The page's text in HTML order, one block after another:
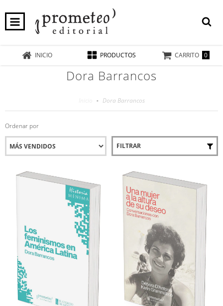
INICIO PRODUCTOS CARRITO 0
Dora Barrancos
- Dora Barrancos
Ordenar por
FILTRAR